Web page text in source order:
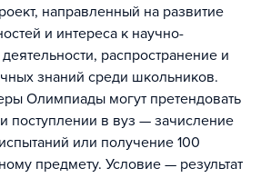
направленный на развитие
и интереса к научно-
распространение и
знаний среди школьников.
Олимпиады могут претендовать
поступлении в вуз — зачисление
или получение 100
предмету. Условие — результат